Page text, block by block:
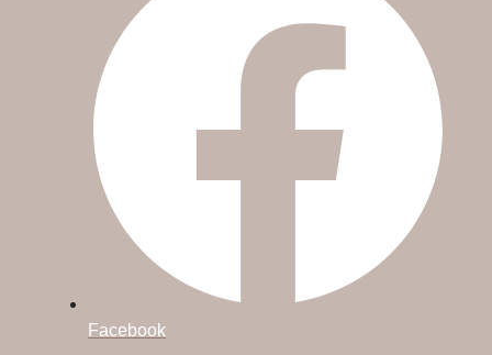
Facebook